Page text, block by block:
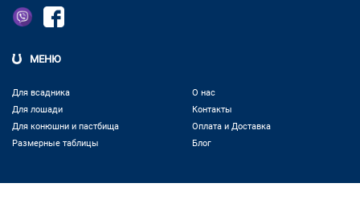
МЕНЮ
Для всадника
Для лошади
Для конюшни и пастбища
Размерные таблицы
О нас
Контакты
Оплата и Доставка
Блог